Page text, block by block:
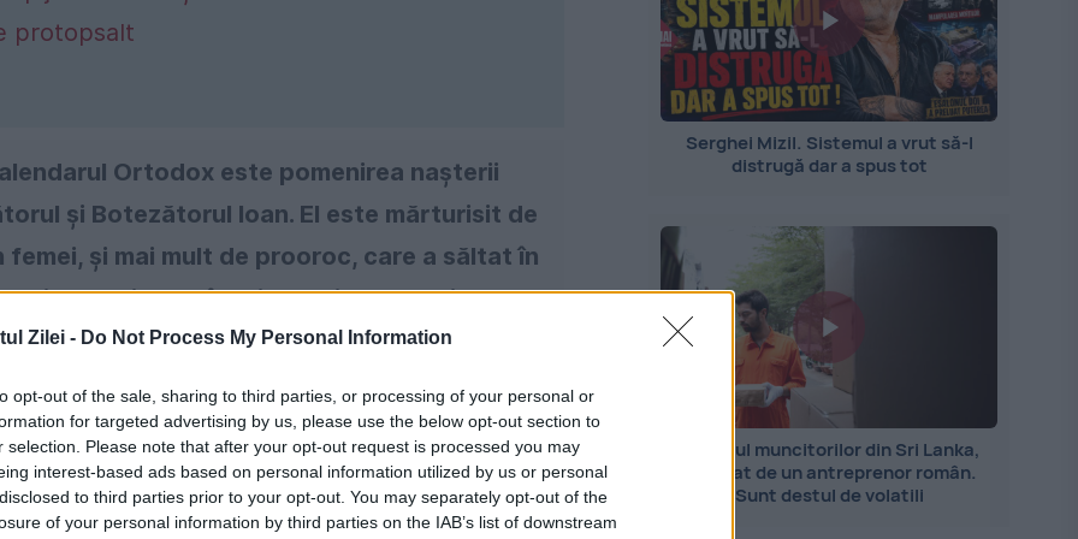
Zilei - Do Not Process My Personal Information
opt-out of the sale, sharing to third parties, or processing of your personal or
for targeted advertising by us, please use the below opt-out section to
selection. Please note that after your opt-out request is processed you may
interest-based ads based on personal information utilized by us or personal
to third parties prior to your opt-out. You may separately opt-out of the
of your personal information by third parties on the IAB’s list of downstream
protopsalt
Ortodox este pomenirea nașterii
şi Botezătorul Ioan. El este mărturisit de
şi mai mult de prooroc, care a săltat în
venirea Mântuitorului nostru, şi a mers
Serghei Mizil. Sistemul a vrut să-l
distrugă dar a spus tot
Importul muncitorilor din Sri Lanka,
explicat de un antreprenor român.
Sunt destul de volatili